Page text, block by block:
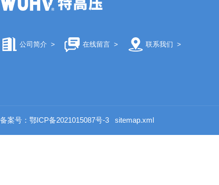
公司简介 > 在线留言> 联系我们 >
备案号：鄂ICP备2021015087号-3 sitemap.xml